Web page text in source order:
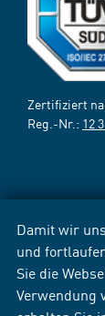
Damit wir
und
Sie die
Verwendung
Zertifiziert
Reg.-Nr.: 12